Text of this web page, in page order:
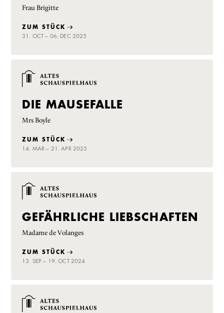
Frau Brigitte
ZUM STÜCK
31. OCT – 06. DEC 2025
DIE MAUSEFALLE
Mrs Boyle
ZUM STÜCK
14. MAR – 21. APR 2025
GEFÄHRLICHE LIEBSCHAFTEN
Madame de Volanges
ZUM STÜCK
13. SEP – 19. OCT 2024